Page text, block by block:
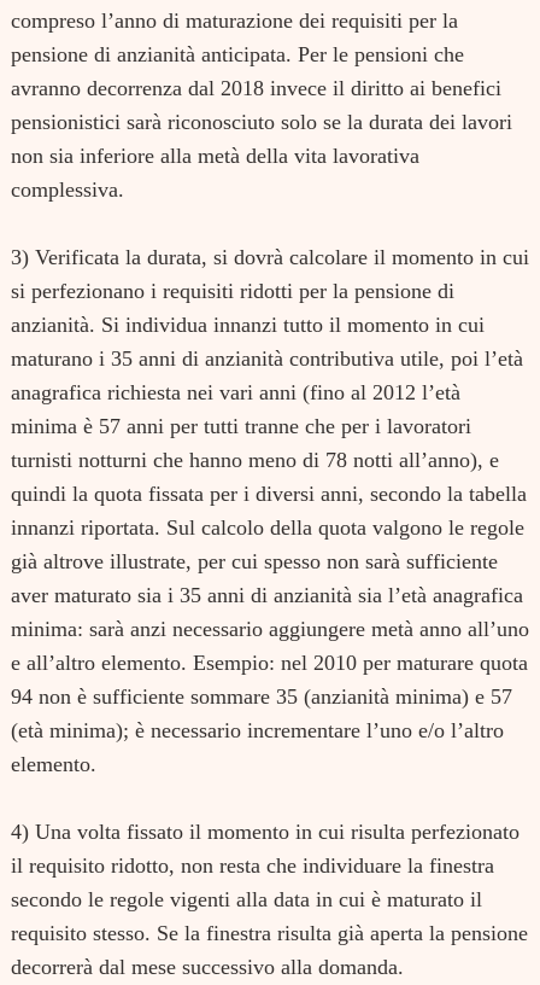
compreso l’anno di maturazione dei requisiti per la
pensione di anzianità anticipata. Per le pensioni che
avranno decorrenza dal 2018 invece il diritto ai benefici
pensionistici sarà riconosciuto solo se la durata dei lavori
non sia inferiore alla metà della vita lavorativa
complessiva.
3) Verificata la durata, si dovrà calcolare il momento in cui
si perfezionano i requisiti ridotti per la pensione di
anzianità. Si individua innanzi tutto il momento in cui
maturano i 35 anni di anzianità contributiva utile, poi l’età
anagrafica richiesta nei vari anni (fino al 2012 l’età
minima è 57 anni per tutti tranne che per i lavoratori
turnisti notturni che hanno meno di 78 notti all’anno), e
quindi la quota fissata per i diversi anni, secondo la tabella
innanzi riportata. Sul calcolo della quota valgono le regole
già altrove illustrate, per cui spesso non sarà sufficiente
aver maturato sia i 35 anni di anzianità sia l’età anagrafica
minima: sarà anzi necessario aggiungere metà anno all’uno
e all’altro elemento. Esempio: nel 2010 per maturare quota
94 non è sufficiente sommare 35 (anzianità minima) e 57
(età minima); è necessario incrementare l’uno e/o l’altro
elemento.
4) Una volta fissato il momento in cui risulta perfezionato
il requisito ridotto, non resta che individuare la finestra
secondo le regole vigenti alla data in cui è maturato il
requisito stesso. Se la finestra risulta già aperta la pensione
decorrerà dal mese successivo alla domanda.